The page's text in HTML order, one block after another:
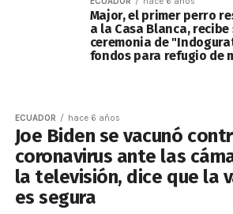
Major, el primer perro
a la Casa Blanca,
ceremonia de
fondos para refugio de
ECUADOR hace 6 años
Joe Biden se vacunó
coronavirus ante las
la televisión, dice que la
es segura